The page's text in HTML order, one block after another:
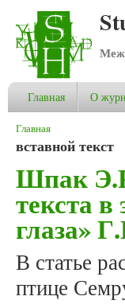
Главная О
Вы здесь
Главная
вставной текст
Шпак
текста
глаза»
В статье
птице